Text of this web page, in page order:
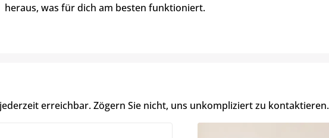
heraus, was für dich am besten funktioniert.
erreichbar. Zögern Sie nicht, uns unkompliziert zu kontaktieren.